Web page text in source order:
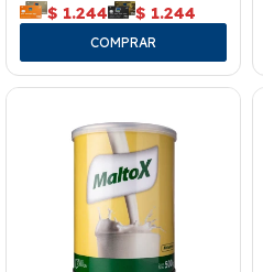
$ 1.244 $ 1.244